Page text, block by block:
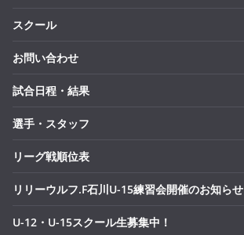
スクール
お問い合わせ
試合日程・結果
選手・スタッフ
リーグ戦順位表
リリーウルフ.F石川U-15練習会開催のお知らせ
U-12・U-15スクール生募集中！